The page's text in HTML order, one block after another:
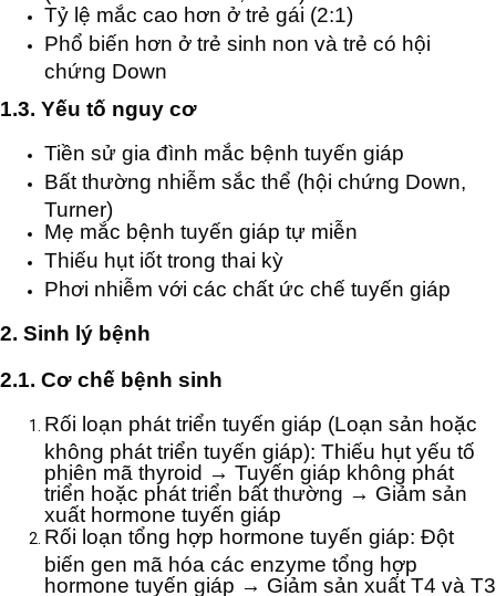
Tỷ lệ mắc cao hơn ở trẻ gái (2:1)
Phổ biến hơn ở trẻ sinh non và trẻ có hội
chứng Down
1.3. Yếu tố nguy cơ
Tiền sử gia đình mắc bệnh tuyến giáp
Bất thường nhiễm sắc thể (hội chứng Down,
Turner)
Mẹ mắc bệnh tuyến giáp tự miễn
Thiếu hụt iốt trong thai kỳ
Phơi nhiễm với các chất ức chế tuyến giáp
2. Sinh lý bệnh
2.1. Cơ chế bệnh sinh
Rối loạn phát triển tuyến giáp (Loạn sản hoặc
không phát triển tuyến giáp): Thiếu hụt yếu tố
phiên mã thyroid → Tuyến giáp không phát
triển hoặc phát triển bất thường → Giảm sản
xuất hormone tuyến giáp
Rối loạn tổng hợp hormone tuyến giáp: Đột
biến gen mã hóa các enzyme tổng hợp
hormone tuyến giáp → Giảm sản xuất T4 và T3